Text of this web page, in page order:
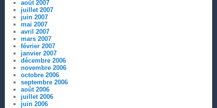
août 2007
juillet 2007
juin 2007
mai 2007
avril 2007
mars 2007
février 2007
janvier 2007
décembre 2006
novembre 2006
octobre 2006
septembre 2006
août 2006
juillet 2006
juin 2006